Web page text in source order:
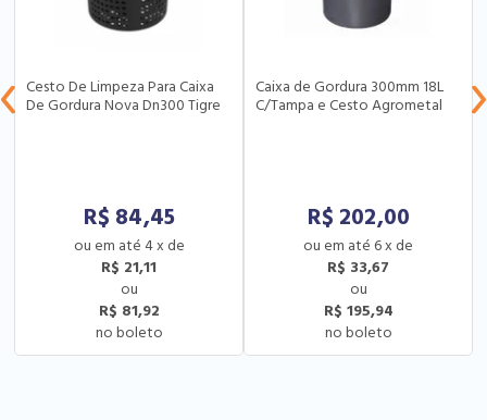
Cesto De Limpeza Para Caixa
De Gordura Nova Dn300 Tigre
R$ 84,45
4x de
R$ 21,11
R$ 81,92
Caixa de Gordura 300mm 18L
C/Tampa e Cesto Agrometal
R$ 202,00
6x de
R$ 33,67
R$ 195,94